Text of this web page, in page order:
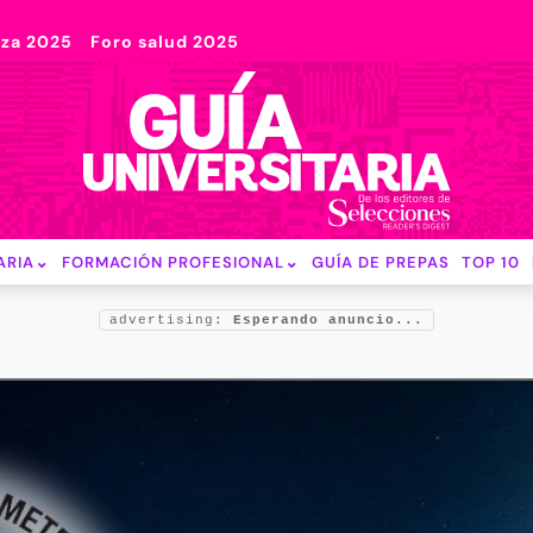
2025 Foro salud 2025
FORMACIÓN PROFESIONAL GUÍA DE PREPAS TOP 10
advertising: Esperando anuncio...